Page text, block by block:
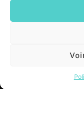
PÂQUERETTE